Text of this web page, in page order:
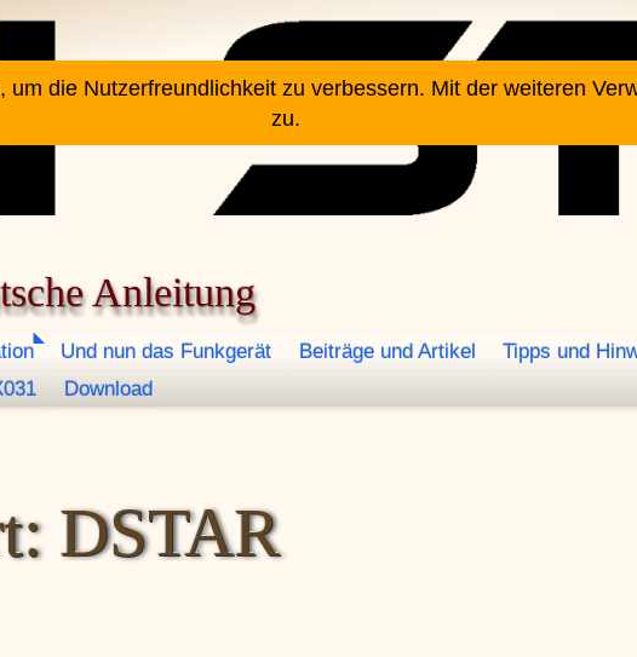
Anleitung
Und nun das Funkgerät Beiträge und Artikel Tipps und
Download
DSTAR
um die Nutzerfreundlichkeit zu verbessern. Mit der weiteren
zu.